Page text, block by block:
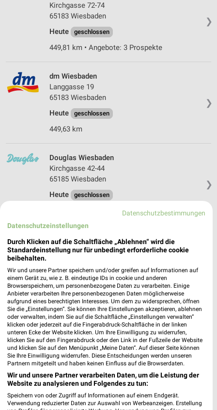
❯
Kirchgasse 72-74
65183 Wiesbaden
Heute
geschlossen
449,81 km • Angebote: 3 Prospekte
❯
dm Wiesbaden
Langgasse 19
65183 Wiesbaden
Heute
geschlossen
449,63 km
❯
Douglas Wiesbaden
Kirchgasse 42-44
65185 Wiesbaden
Heute
geschlossen
dm Wiesbaden
Neugasse 15-19
Heute
geschlossen
449,76 km
Rossmann Wiesbaden
Friedrichstr. 43
65185 Wiesbaden
Heute geschlossen
449,89 km • Angebote: 3 Prospekte
dm Wiesbaden
Datenschutzbestimmungen
Datenschutzeinstellungen
Durch Klicken auf die Schaltfläche „Ablehnen“ wird die
Standardeinstellung nur für unbedingt erforderliche cookie
beibehalten.
Wir und unsere Partner speichern und/oder greifen auf Informationen auf
einem Gerät zu, wie z. B. eindeutige IDs in cookie und anderen
Browserspeichern, um personenbezogene Daten zu verarbeiten. Einige
Anbieter verarbeiten Ihre personenbezogenen Daten möglicherweise
aufgrund eines berechtigten Interesses. Um dem zu widersprechen, öffnen
Sie die „Einstellungen“. Sie können Ihre Einstellungen akzeptieren, ablehnen
oder verwalten, indem Sie auf die Schaltfläche „Einstellungen verwalten“
klicken oder jederzeit auf die Fingerabdruck-Schaltfläche in der linken
unteren Ecke der Website klicken. Um Ihre Einwilligung zu widerrufen,
klicken Sie auf den Fingerabdruck oder den Link in der Fußzeile der Website
und klicken Sie auf den Menüpunkt „Meine Daten“. Auf dieser Seite können
Sie Ihre Einwilligung widerrufen. Diese Entscheidungen werden unseren
Partnern mitgeteilt und haben keinen Einfluss auf die Browserdaten.
Wir und unsere Partner verarbeiten Daten, um die Leistung der
Website zu analysieren und Folgendes zu tun:
Speichern von oder Zugriff auf Informationen auf einem Endgerät.
Verwendung reduzierter Daten zur Auswahl von Werbeanzeigen. Erstellung